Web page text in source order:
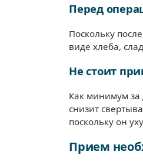
Перед
Поскольку
виде хлеба,
Не стоит
Как минимум за
снизит
поскольку он
Прием